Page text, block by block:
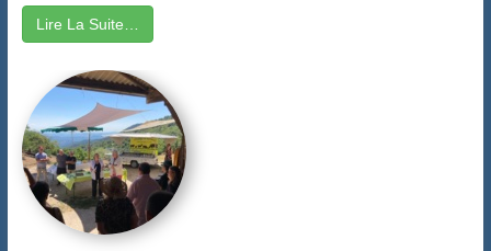
Lire La Suite…